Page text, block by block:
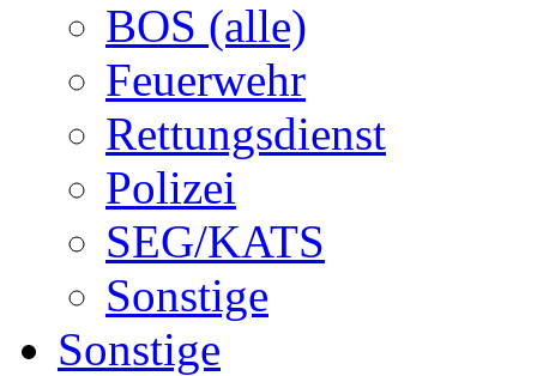
BOS (alle)
Feuerwehr
Rettungsdienst
Polizei
SEG/KATS
Sonstige
Sonstige